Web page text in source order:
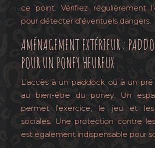
ce point. Vérifiez régulièrement
pour détecter d’éventuels dangers.
AMÉNAGEMENT EXTÉRIEUR :
POUR UN PONEY HEUREUX
L’accès à un paddock ou à un
au bien-être du poney. Un
permet l’exercice, le jeu et les
sociales. Une protection contre
est également indispensable pour